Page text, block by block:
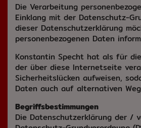
Die Verarbeitung
Einklang mit der Datenschutz-
dieser Datenschutzerklärung
personenbezogenen Daten
Konstantin Specht hat als für
der über diese Internetseite
Sicherheitslücken aufweisen,
Daten auch auf alternativen
Begriffsbestimmungen
Die Datenschutzerklärung der /